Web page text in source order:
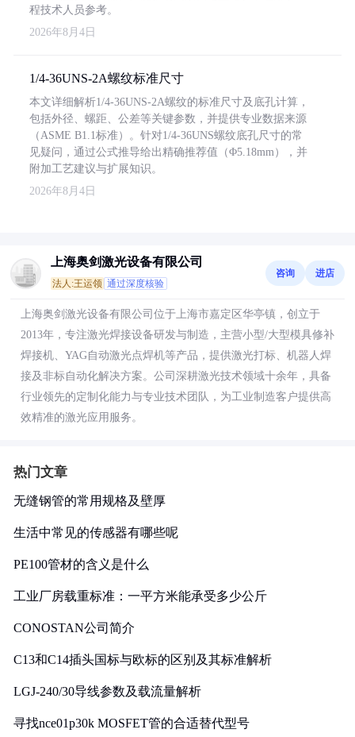
程技术人员参考。
2026年8月4日
1/4-36UNS-2A螺纹标准尺寸
本文详细解析1/4-36UNS-2A螺纹的标准尺寸及底孔计算，
包括外径、螺距、公差等关键参数，并提供专业数据来源
（ASME B1.1标准）。针对1/4-36UNS螺纹底孔尺寸的常
见疑问，通过公式推导给出精确推荐值（Φ5.18mm），并
附加工艺建议与扩展知识。
2026年8月4日
上海奥剑激光设备有限公司
法人:王运领 通过深度核验
咨询 进店
上海奥剑激光设备有限公司位于上海市嘉定区华亭镇，创立于
2013年，专注激光焊接设备研发与制造，主营小型/大型模具修补
焊接机、YAG自动激光点焊机等产品，提供激光打标、机器人焊
接及非标自动化解决方案。公司深耕激光技术领域十余年，具备
行业领先的定制化能力与专业技术团队，为工业制造客户提供高
效精准的激光应用服务。
热门文章
无缝钢管的常用规格及壁厚
生活中常见的传感器有哪些呢
PE100管材的含义是什么
工业厂房载重标准：一平方米能承受多少公斤
CONOSTAN公司简介
C13和C14插头国标与欧标的区别及其标准解析
LGJ-240/30导线参数及载流量解析
寻找nce01p30k MOSFET管的合适替代型号